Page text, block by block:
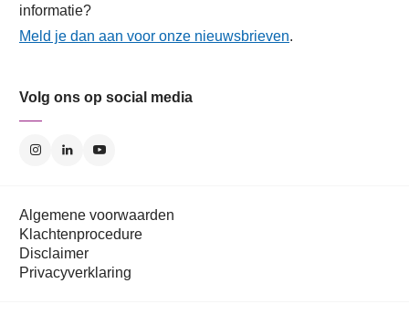
informatie?
Meld je dan aan voor onze nieuwsbrieven.
Volg ons op social media
Algemene voorwaarden
Klachtenprocedure
Disclaimer
Privacyverklaring